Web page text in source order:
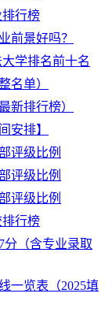
排行榜
前景好吗？
学排名前十名
名单）
新排行榜）
安排】
评级比例
评级比例
评级比例
行榜
分（含专业录取
一览表（2025填